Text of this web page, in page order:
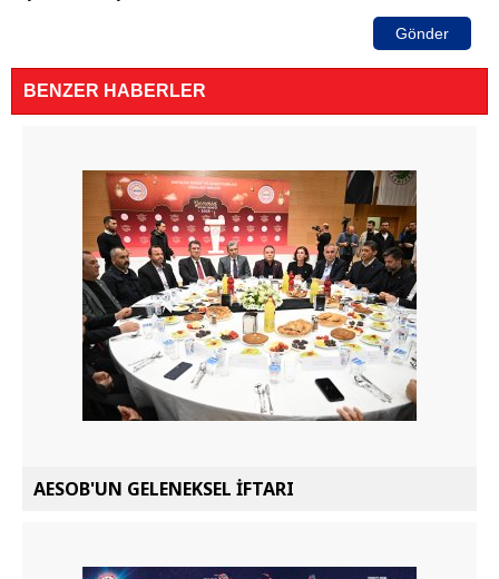
Gönder
BENZER HABERLER
AESOB'UN GELENEKSEL İFTARI